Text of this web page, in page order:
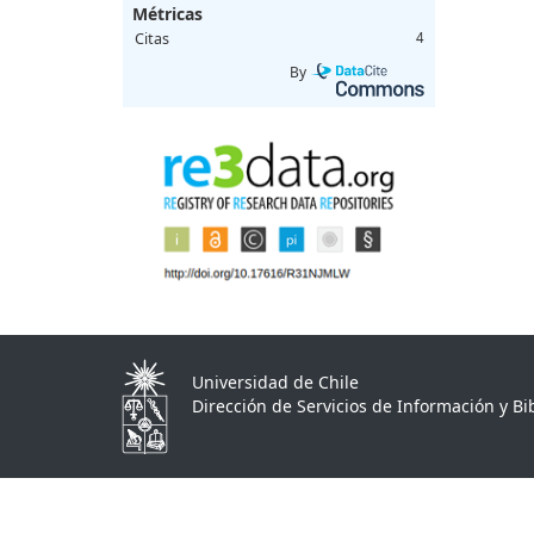
Métricas
Citas 4
By
Universidad de Chile
Dirección de Servicios de Información y